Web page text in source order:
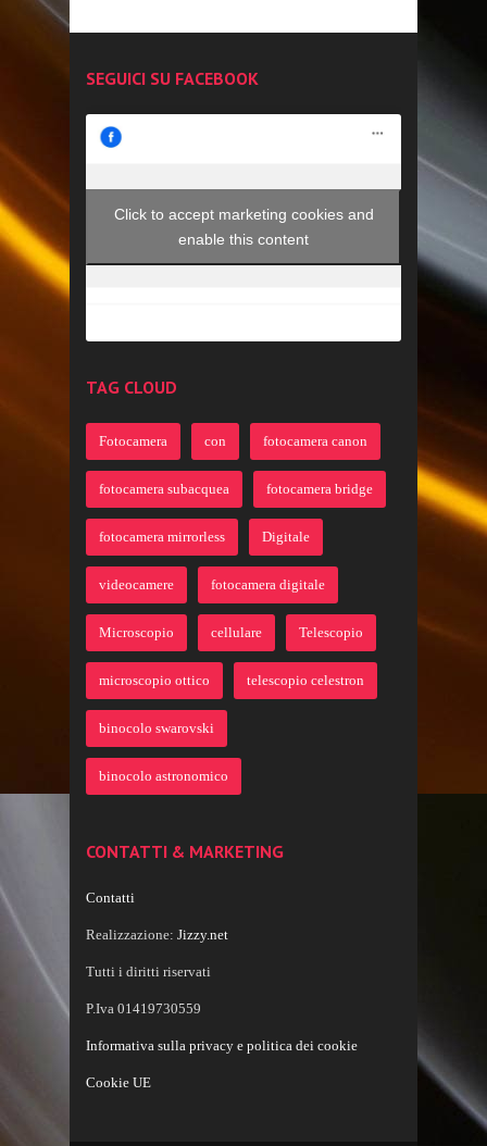
SEGUICI SU FACEBOOK
Click to accept marketing cookies and
enable this content
TAG CLOUD
Fotocamera con fotocamera canon
fotocamera subacquea fotocamera bridge
fotocamera mirrorless Digitale
videocamere fotocamera digitale
Microscopio cellulare Telescopio
microscopio ottico telescopio celestron
binocolo swarovski
binocolo astronomico
CONTATTI & MARKETING
Contatti
Realizzazione: Jizzy.net
Tutti i diritti riservati
P.Iva 01419730559
Informativa sulla privacy e politica dei cookie
Cookie UE